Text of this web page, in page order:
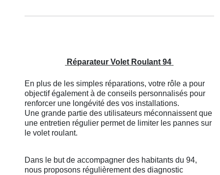
Réparateur Volet Roulant 94
En plus de les simples réparations, votre rôle a pour
objectif également à de conseils personnalisés pour
renforcer une longévité des vos installations.
Une grande partie des utilisateurs méconnaissent que
une entretien régulier permet de limiter les pannes sur
le volet roulant.
Dans le but de accompagner des habitants du 94,
nous proposons régulièrement des diagnostic